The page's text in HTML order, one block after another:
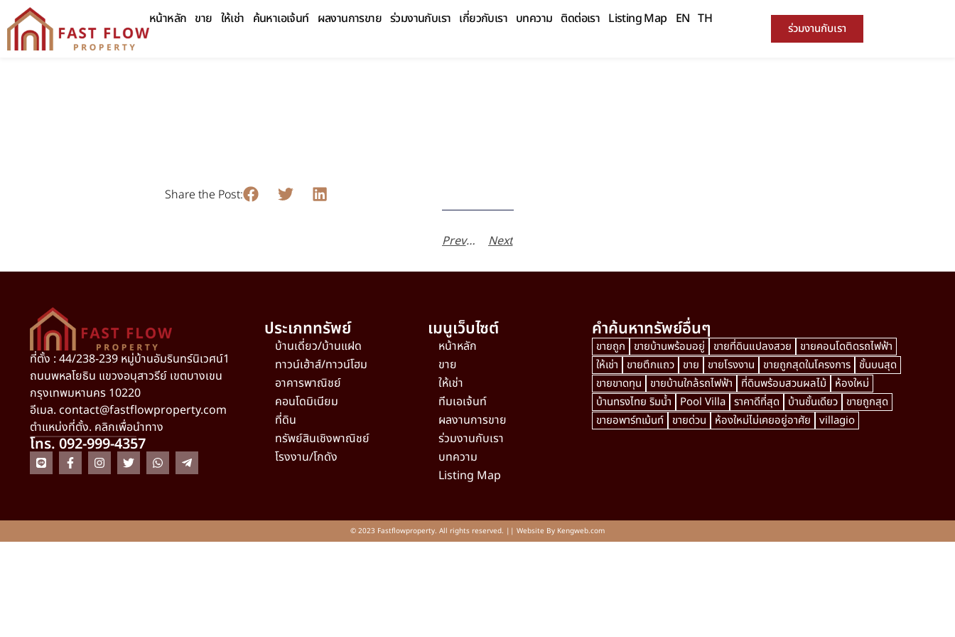
หน้าหลัก ขาย ให้เช่า ค้นหาเอเจ้นท์ ผลงานการขาย ร่วมงานกับเรา เกี่ยวกับเรา บทความ ติดต่อเรา Listing Map EN TH
ร่วมงานกับเรา
Share the Post:
Previous Next
ที่ตั้ง : 44/238-239 หมู่บ้านอัมรินทร์นิเวศน์1
ถนนพหลโยธิน แขวงอนุสาวรีย์ เขตบางเขน
กรุงเทพมหานคร 10220
อีเมล. contact@fastflowproperty.com
ตำแหน่งที่ตั้ง. คลิกเพื่อนำทาง
โทร. 092-999-4357
ประเภททรัพย์
บ้านเดี่ยว/บ้านแฝด
ทาวน์เฮ้าส์/ทาวน์โฮม
อาคารพาณิชย์
คอนโดมิเนียม
ที่ดิน
ทรัพย์สินเชิงพาณิชย์
โรงงาน/โกดัง
เมนูเว็บไซต์
หน้าหลัก
ขาย
ให้เช่า
ทีมเอเจ้นท์
ผลงานการขาย
ร่วมงานกับเรา
บทความ
Listing Map
คำค้นหาทรัพย์อื่นๆ
ขายถูก ขายบ้านพร้อมอยู่ ขายที่ดินแปลงสวย
ขายคอนโดติดรถไฟฟ้า
ให้เช่า
ขายตึกแถว ขาย ขายโรงงาน ขายถูกสุดในโครงการ ชั้นบนสุด
ขายขาดทุน
ขายบ้านใกล้รถไฟฟ้า ที่ดินพร้อมสวนผลไม้
ห้องใหม่
บ้านทรงไทย ริมน้ำ
Pool Villa ราคาดีที่สุด บ้านชั้นเดียว ขายถูกสุด
ขายอพาร์ทเม้นท์ ขายด่วน ห้องใหม่ไม่เคยอยู่อาศัย villagio
© 2023 Fastflowproperty. All rights reserved. || Website By Kengweb.com